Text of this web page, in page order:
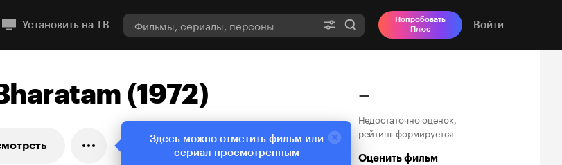
Установить на ТВ
Попробовать
Плюс
Войти
(1972) –
Недостаточно оценок,
рейтинг формируется
Оценить фильм
Здесь можно отметить фильм или
сериал просмотренным